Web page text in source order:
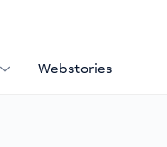
Webstories